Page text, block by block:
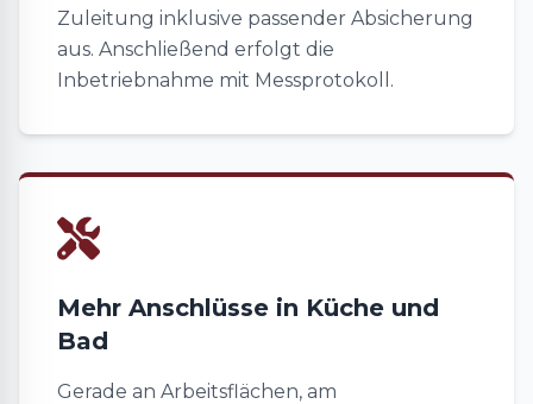
Zuleitung inklusive passender Absicherung
aus. Anschließend erfolgt die
Inbetriebnahme mit Messprotokoll.
Mehr Anschlüsse in Küche und
Bad
Gerade an Arbeitsflächen, am